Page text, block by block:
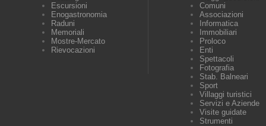
Escursioni
Enogastronomia
Raduni
Memoriali
Mostre-Mercato
Rievocazioni
Comuni
Associazioni
Informatica
Immobiliari
Proloco
Enti
Spettacoli
Fotografia
Stab. Balneari
Sport
Villaggi turistici
Servizi e Aziende
Visite guidate
Strumenti